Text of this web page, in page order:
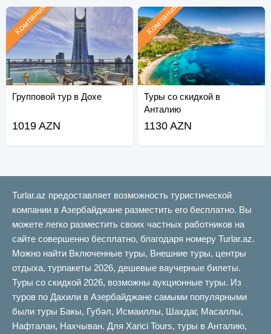
Групповой тур в Дохе
Компания
1019 AZN
Туры со скидкой в
Анталию
Компания
1130 AZN
Turlar.az предоставляет возможность туристической
компании в Азербайджане разместить его бесплатно. Вы
можете легко разместить своих частных работников на
сайте совершенно бесплатно, благодаря номеру Turlar.az.
Можно найти Включенные туры, Внешние туры, центры
отдыха, турпакеты 2026, дешевые ваучерные билеты.
Туры со скидкой 2026, возможны аукционные туры. Из
туров по Дахили в Азербайджане самыми популярными
были туры Бакы, Губəл, Исмаиллы, Шахдаг, Масаллы,
Нафталан, Нахчыван. Для Xarici Tours, туры в Анталию,